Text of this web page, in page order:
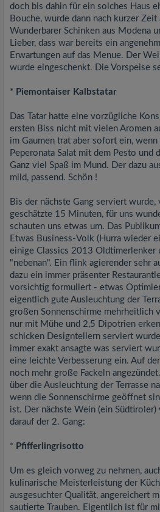
doch bis dahin für ein solches Haus
Bouche, wurde dann nach kurzer
Wunderbarer Schinken aus Modena
Lieber, dass war bereits ein
Erwartungen auf das Menue. Der
wurde eingeschenkt. Die Vorspeise
* Piemontaiser Kalbstatar
Das Tatar hatte eine vorzügliche
ersten Biss nicht mit vielen Aromen
im Gaumen trat aber sofort ein,
Peperonata Salat mit dem Pesto und
Ganz viel Spaß im Mund. Der dazu
mild, passend. Schön !
Bis der nächste Gang serviert wurde,
geschätzte 15 Minuten, für uns
schauten uns etwas um. Das
Etwas Business-Volk (Hurra wieder
einige Classics 2013 Oldtimerlenker
"nebenan". Ein flink agierender sehr
dazu ein immer präsenter
vorsichtig formuliert - etwas
eigentlich gute Ausleuchtung der
großen Sonnenschirme mehrheitlich
nur mit Mühe und 2,5 Dipotrien
schicken Designtellern serviert
immer exakt ansagte was serviert
eine leichte Verbesserung ein. Auf
noch mehr große Fackeln
über die Ausleuchtung der Terrasse
wenn die Sonnenschirme geöffnet
ist. Der nächste Wein (ein
darauf der 2. Gang:
* Pfifferlingrisotto
Um es gleich vorweg zu nehmen,
kulinarische Meisterleistung der
ausgesuchter Qualität, angereichert
sautierte Trauben. Eigentlich ist für